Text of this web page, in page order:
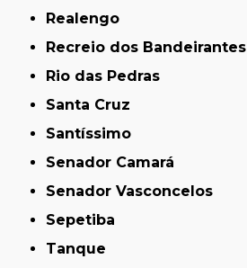
Realengo
Recreio dos Bandeirantes
Rio das Pedras
Santa Cruz
Santíssimo
Senador Camará
Senador Vasconcelos
Sepetiba
Tanque